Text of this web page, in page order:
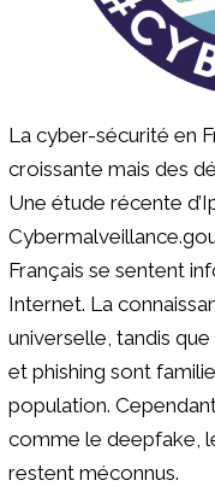
La cyber-sécurité en
croissante mais des
Une étude récente
Français se sentent
Internet. La
universelle, tandis
et phishing sont
population.
comme le deepfake,
restent méconnus.